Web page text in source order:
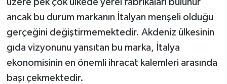
üzere pek çok ülkede yerel fabrikaları bulunur
ancak bu durum markanın İtalyan menşeli olduğu
gerçeğini değiştirmemektedir. Akdeniz ülkesinin
gıda vizyonunu yansıtan bu marka, İtalya
ekonomisinin en önemli ihracat kalemleri arasında
başı çekmektedir.